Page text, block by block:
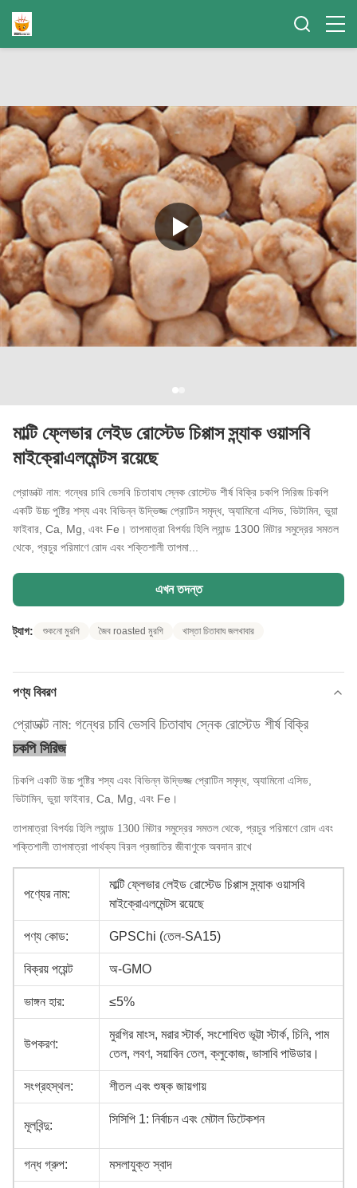
মাল্টি ফ্লেভার লেইড রোস্টেড চিপ্পাস স্ন্যাক ওয়াসবি
মাইক্রোএলমেন্টস রয়েছে
প্রোডাক্ট নাম: গন্ধের চাবি ভেসবি চিতাবাঘ স্নেক রোস্টেড শীর্ষ বিক্রি চকপি সিরিজ চিকপি
একটি উচ্চ পুষ্টির শস্য এবং বিভিন্ন উদ্ভিজ্জ প্রোটিন সমৃদ্ধ, অ্যামিনো এসিড, ভিটামিন, ভুয়া
ফাইবার, Ca, Mg, এবং Fe। তাপমাত্রা বিপর্যয় হিলি ল্যান্ড 1300 মিটার সমুদ্রের সমতল
থেকে, প্রচুর পরিমাণে রোদ এবং শক্তিশালী তাপমা...
এখন তদন্ত
ট্যাগ: শুকনো মুরগি জৈব roasted মুরগি খাস্তা চিতাবাঘ জলখাবার
পণ্য বিবরণ
প্রোডাক্ট নাম: গন্ধের চাবি ভেসবি চিতাবাঘ স্নেক রোস্টেড শীর্ষ বিক্রি
চকপি সিরিজ
চিকপি একটি উচ্চ পুষ্টির শস্য এবং বিভিন্ন উদ্ভিজ্জ প্রোটিন সমৃদ্ধ, অ্যামিনো এসিড,
ভিটামিন, ভুয়া ফাইবার, Ca, Mg, এবং Fe।
তাপমাত্রা বিপর্যয় হিলি ল্যান্ড 1300 মিটার সমুদ্রের সমতল থেকে, প্রচুর পরিমাণে রোদ এবং
শক্তিশালী তাপমাত্রা পার্থক্য বিরল প্রজাতির জীবাণুকে অবদান রাখে
পণ্যের নাম:
মাল্টি ফ্লেভার লেইড রোস্টেড চিপ্পাস স্ন্যাক ওয়াসবি
মাইক্রোএলমেন্টস রয়েছে
পণ্য কোড: GPSChi (তেল-SA15)
বিক্রয় পয়েন্ট অ-GMO
ভাঙ্গন হার: ≤5%
উপকরণ:
মুরগির মাংস, মরার স্টার্ক, সংশোধিত ভূট্টা স্টার্ক, চিনি, পাম
তেল, লবণ, সয়াবিন তেল, ক্লুকোজ, ভাসাবি পাউডার।
সংগ্রহস্থল: শীতল এবং শুষ্ক জায়গায়
মূলবিন্দু: সিসিপি 1: নির্বাচন এবং মেটাল ডিটেকশন
গন্ধ গ্রুপ: মসলাযুক্ত স্বাদ